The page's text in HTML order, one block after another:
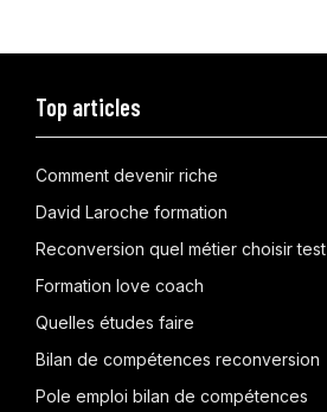
Top articles
Comment devenir riche
David Laroche formation
Reconversion quel métier choisir test
Formation love coach
Quelles études faire
Bilan de compétences reconversion
Pole emploi bilan de compétences